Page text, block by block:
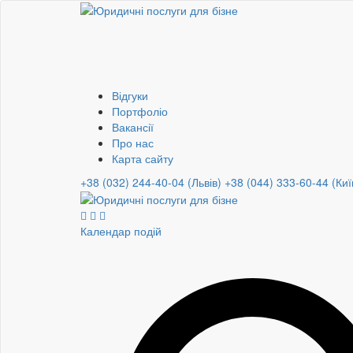
Відгуки
Портфоліо
Вакансії
Про нас
Карта сайту
+38 (032) 244-40-04 (Львів) +38 (044) 333-60-44
Календар подій